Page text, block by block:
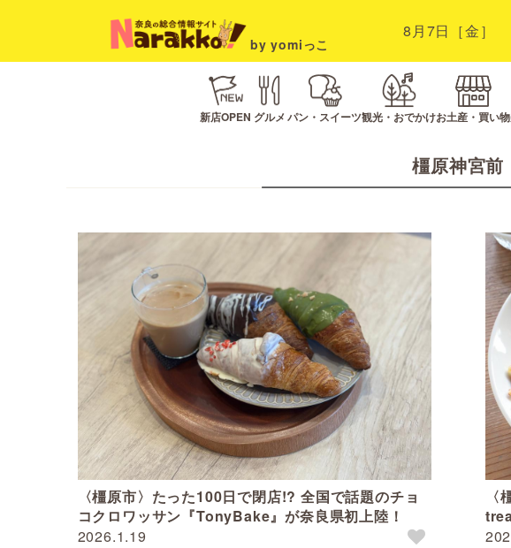
by yomiっこ
8月7日［金］
新店OPEN グルメ パン・スイーツ観光・おでかけお土産・買い物
橿原神宮前
2026.1.19
〈橿原市〉たった100日で閉店!? 全国で話題のチョ
コクロワッサン『TonyBake』が奈良県初上陸！